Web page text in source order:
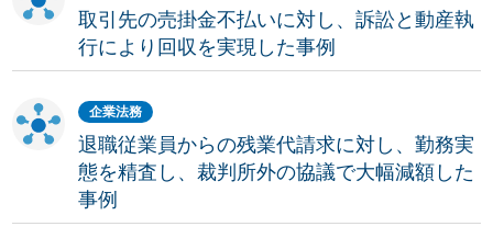
取引先の売掛金不払いに対し、訴訟と動産執
行により回収を実現した事例
企業法務
退職従業員からの残業代請求に対し、勤務実
態を精査し、裁判所外の協議で大幅減額した
事例